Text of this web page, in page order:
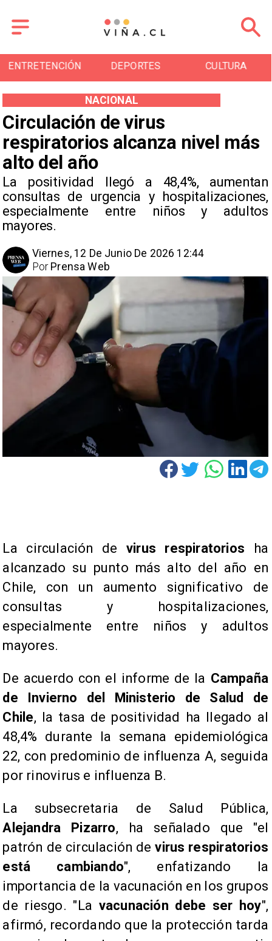
ENTRETENCIÓN DEPORTES CULTURA
Circulación de virus
respiratorios alcanza nivel más
alto del año
La positividad llegó a 48,4%, aumentan
consultas de urgencia y hospitalizaciones,
especialmente entre niños y adultos
mayores.
NACIONAL
Viernes, 12 De Junio De 2026 12:44
Prensa Web
Por
La circulación de virus respiratorios ha
alcanzado su punto más alto del año en
Chile, con un aumento significativo de
consultas y hospitalizaciones,
especialmente entre niños y adultos
mayores.
De acuerdo con el informe de la Campaña
de Invierno del Ministerio de Salud de
Chile, la tasa de positividad ha llegado al
48,4% durante la semana epidemiológica
22, con predominio de influenza A, seguida
por rinovirus e influenza B.
La subsecretaria de Salud Pública,
Alejandra Pizarro, ha señalado que "el
patrón de circulación devirus respiratorios
está cambiando", enfatizando la
importancia de la vacunación en los grupos
de riesgo. "La vacunación debe ser hoy",
afirmó, recordando que la protección tarda